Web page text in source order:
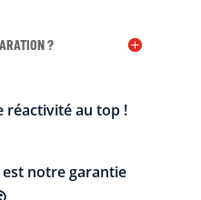
?
réactivité au top !
notre garantie